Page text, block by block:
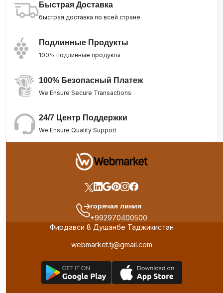
Быстрая Доставка
быстрая доставка по всей стране
Подлинные Продукты
100% подлинные продукты
100% Безопасный Платеж
We Ensure Secure Transactions
24/7 Центр Поддержки
We Ensure Quality Support
горячая линия
+992970400500
Фирдавси 8 Душанбе Таджикистан
webmarket.tj@gmail.com